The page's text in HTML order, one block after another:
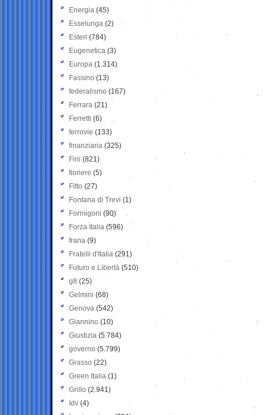
Energia (45)
Esselunga (2)
Esteri (784)
Eugenetica (3)
Europa (1.314)
Fassino (13)
federalismo (167)
Ferrara (21)
Ferretti (6)
ferrovie (133)
finanziaria (325)
Fini (821)
fioriere (5)
Fitto (27)
Fontana di Trevi (1)
Formigoni (90)
Forza Italia (596)
frana (9)
Fratelli d'Italia (291)
Futuro e Libertà (510)
g8 (25)
Gelmini (68)
Genova (542)
Giannino (10)
Giustizia (5.784)
governo (5.799)
Grasso (22)
Green Italia (1)
Grillo (2.941)
Idv (4)